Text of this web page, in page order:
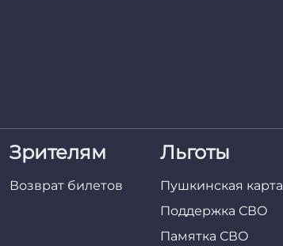
Зрителям
Возврат билетов
Льготы
Пушкинская карта
Поддержка СВО
Памятка СВО